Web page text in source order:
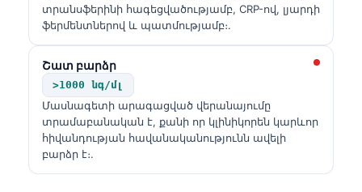
տրանսֆերինի հագեցվածությամբ, CRP-ով, լյարդի
ֆերմենտներով և պատմությամբ։.
Շատ բարձր
>1000 նգ/մլ
Մասնագետի արագացված վերանայումը
տրամաբանական է, քանի որ կլինիկորեն կարևոր
հիվանդության հավանականությունն ավելի
բարձր է։.
پښتو
سنڌي
සිංහල
অসমীয়া
Galego
Latviešu valoda
Македонски јазик